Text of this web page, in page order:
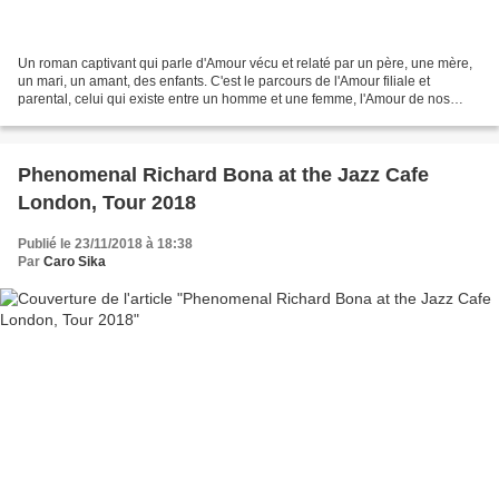
Un roman captivant qui parle d'Amour vécu et relaté par un père, une mère,
un mari, un amant, des enfants. C'est le parcours de l'Amour filiale et
parental, celui qui existe entre un homme et une femme, l'Amour de nos
Phenomenal Richard Bona at the Jazz Cafe
London, Tour 2018
Publié le 23/11/2018 à 18:38
Par Caro Sika